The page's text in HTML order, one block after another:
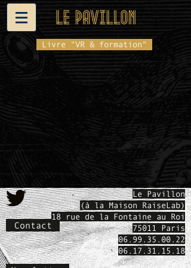
Livre "VR & formation"
Contact
Le Pavillon
(à la Maison RaiseLab)
18 rue de la Fontaine au Roi
75011 Paris
06.99.35.00.22
06.17.31.15.18